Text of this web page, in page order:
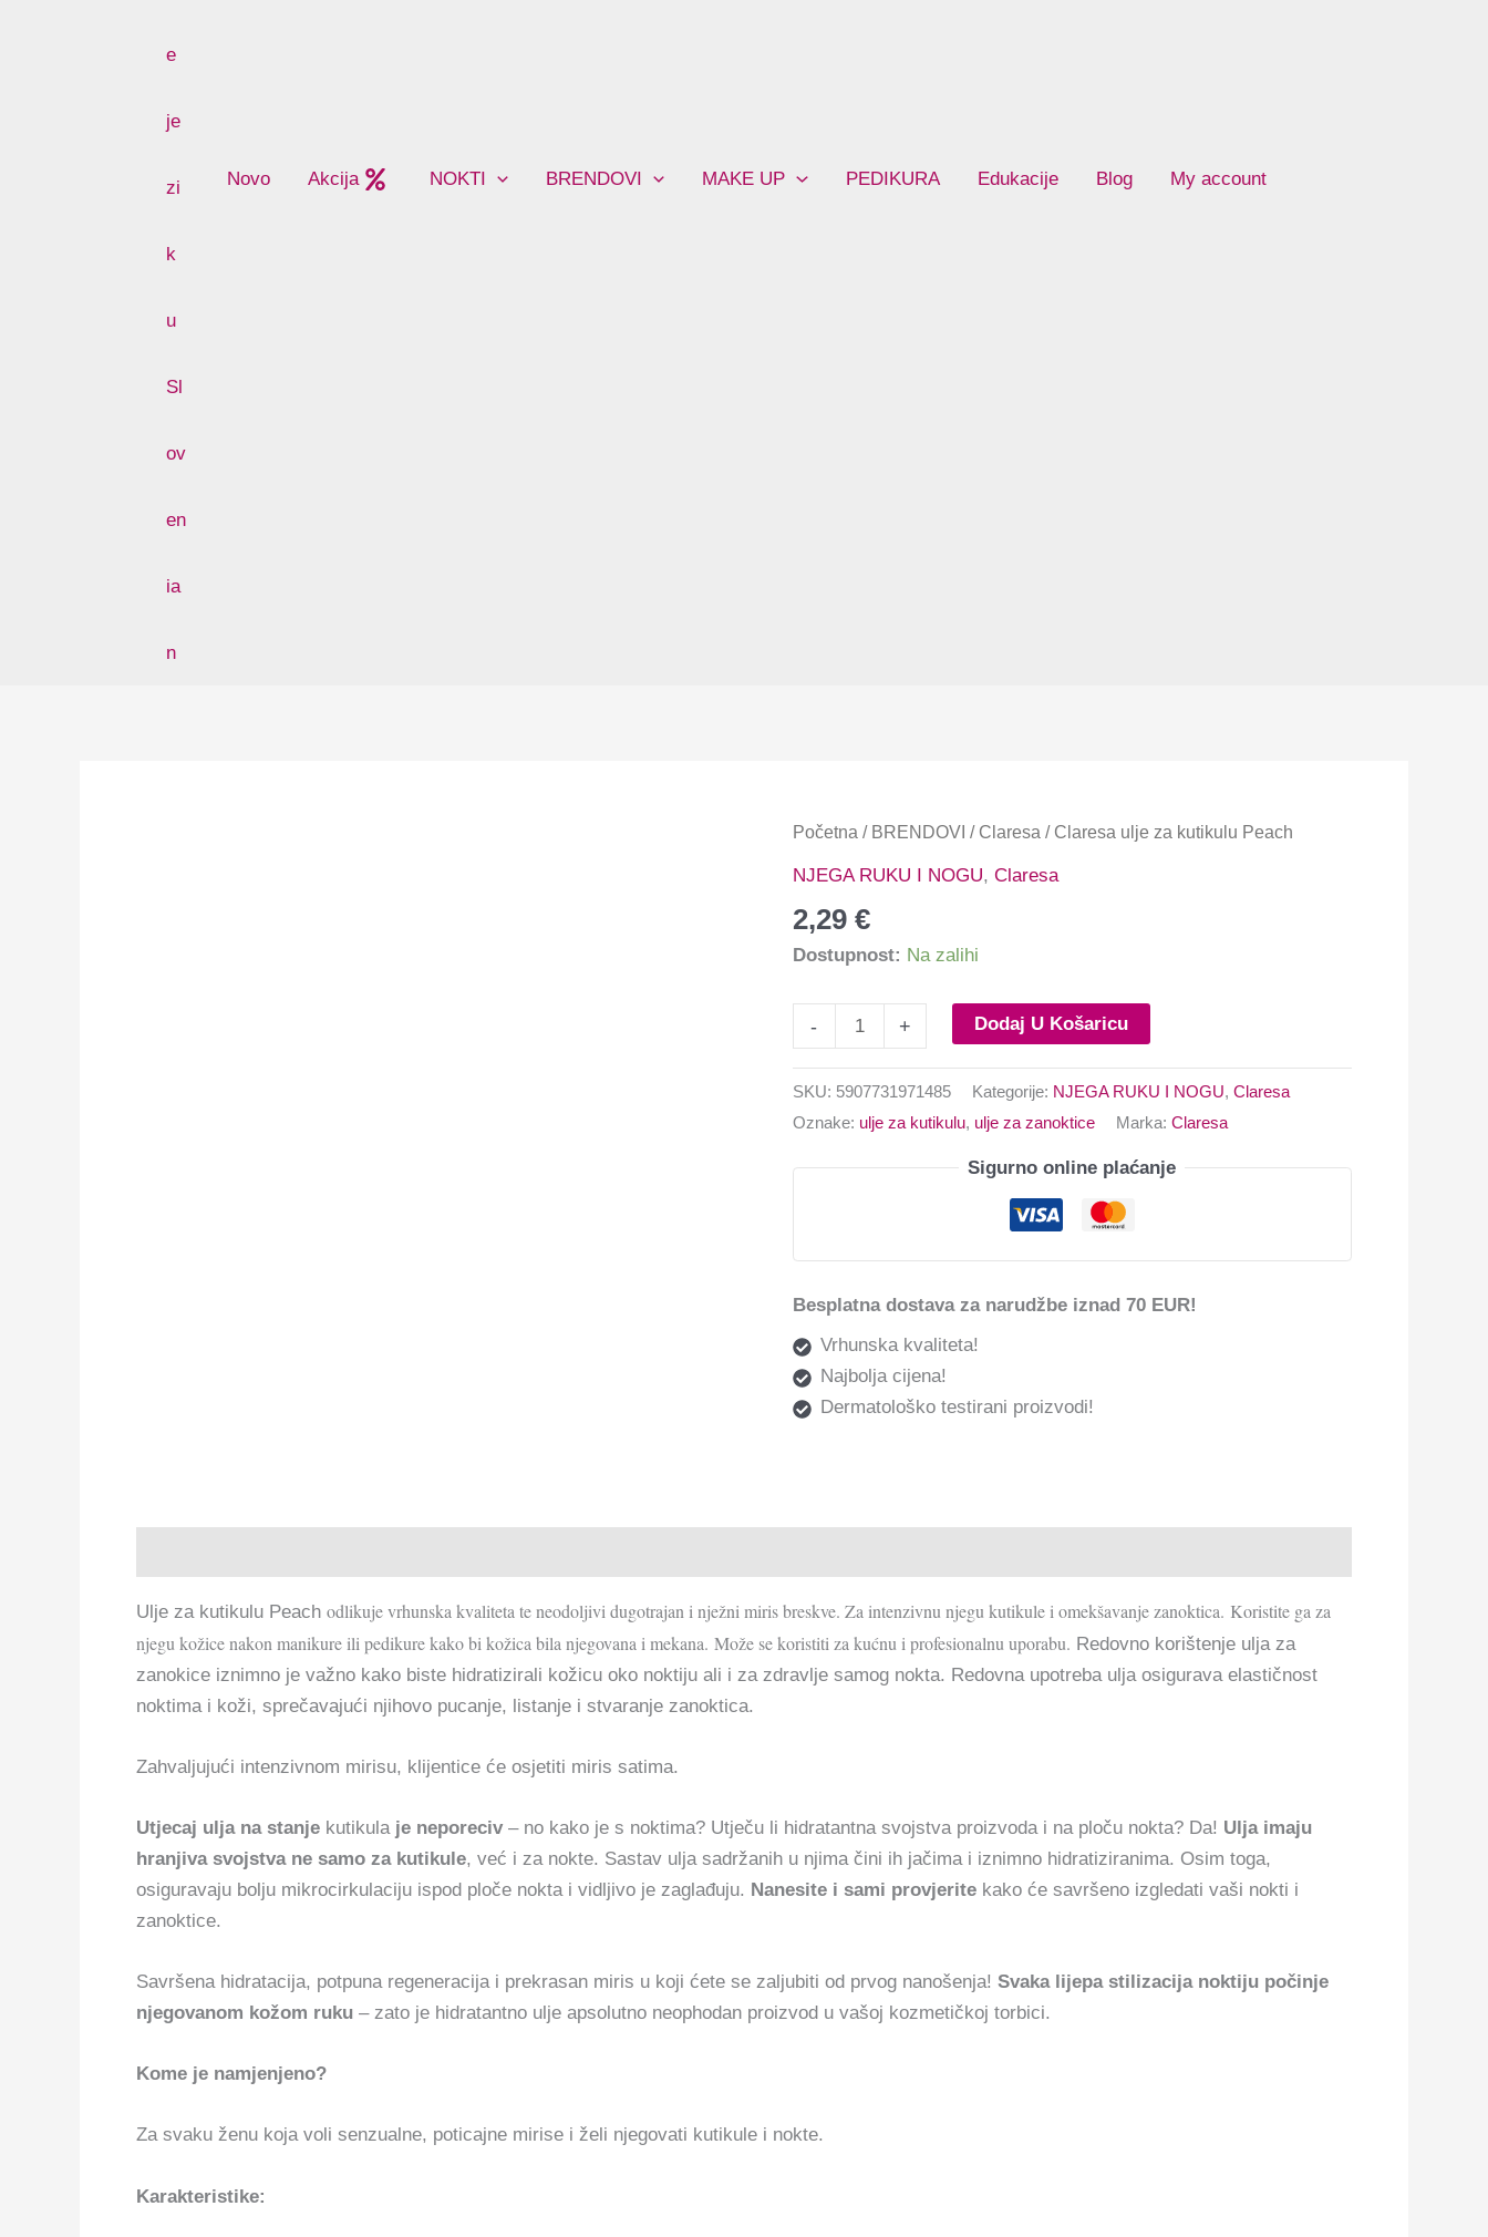
Novo Akcija NOKTI BRENDOVI MAKE UP PEDIKURA Edukacije Blog My account
Početna / BRENDOVI / Claresa / Claresa ulje za kutikulu Peach
NJEGA RUKU I NOGU, Claresa
2,29 €
Dostupnost: Na zalihi
-
Claresa
kutikulu
Peach
+ Dodaj U Košaricu
SKU: 5907731971485 Kategorije: NJEGA RUKU I NOGU, Claresa
Oznake: ulje za kutikulu, ulje za zanoktice Marka: Claresa
Sigurno online plaćanje
Besplatna dostava za narudžbe iznad 70 EUR!
Vrhunska kvaliteta!
Najbolja cijena!
Dermatološko testirani proizvodi!
Ulje za kutikulu Peach odlikuje vrhunska kvaliteta te neodoljivi dugotrajan i nježni miris breskve. Za intenzivnu njegu kutikule i omekšavanje zanoktica. Koristite ga za
njegu kožice nakon manikure ili pedikure kako bi kožica bila njegovana i mekana. Može se koristiti za kućnu i profesionalnu uporabu. Redovno korištenje ulja za
zanokice iznimno je važno kako biste hidratizirali kožicu oko noktiju ali i za zdravlje samog nokta. Redovna upotreba ulja osigurava elastičnost
noktima i koži, sprečavajući njihovo pucanje, listanje i stvaranje zanoktica.
Zahvaljujući intenzivnom mirisu, klijentice će osjetiti miris satima.
Utjecaj ulja na stanje kutikula je neporeciv– no kako je s noktima? Utječu li hidratantna svojstva proizvoda i na ploču nokta? Da! Ulja imaju
hranjiva svojstva ne samo za kutikule, već i za nokte. Sastav ulja sadržanih u njima čini ih jačima i iznimno hidratiziranima. Osim toga,
osiguravaju bolju mikrocirkulaciju ispod ploče nokta i vidljivo je zaglađuju. Nanesite i sami provjerite kako će savršeno izgledati vaši nokti i
zanoktice.
Savršena hidratacija, potpuna regeneracija i prekrasan miris u koji ćete se zaljubiti od prvog nanošenja! Svaka lijepa stilizacija noktiju počinje
njegovanom kožom ruku – zato je hidratantno ulje apsolutno neophodan proizvod u vašoj kozmetičkoj torbici.
Kome je namjenjeno?
Za svaku ženu koja voli senzualne, poticajne mirise i želi njegovati kutikule i nokte.
Karakteristike: